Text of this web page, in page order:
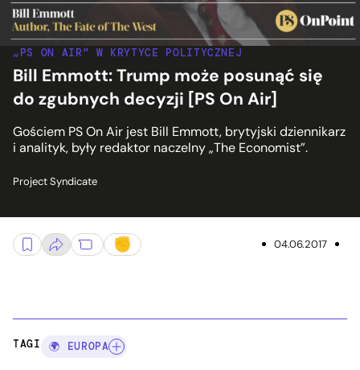
„PS ON AIR” W KRYTYCE POLITYCZNEJ
Bill Emmott: Trump może posunąć się
do zgubnych decyzji [PS On Air]
Gościem PS On Air jest Bill Emmott, brytyjski dziennikarz
i analityk, były redaktor naczelny „The Economist”.
Project Syndicate
04.06.2017
TAGI: 🌍 EUROPA